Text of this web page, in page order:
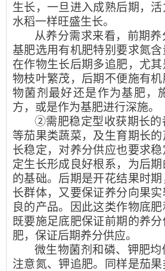
生长，一旦进入成熟后期，
水稻一样旺盛生长。
从养分需求来看，前期
基肥选用有机肥特别要求氮
在作物生长后期多追肥，尤
物枝叶繁茂，后期不便施有
物菌剂最好还是作为基肥，
方，或是作为基肥进行深施。
②需肥稳定型收获期长的
等茄果类蔬菜，及生育期长
长稳定，对养分供应也要求
定生长形成良好根系，为后
的基础。后期是开花结果时
长群体，又要保证养分向果
良的产品。因此这类作物底肥
既要施足底肥保证前期的养
肥，保证后期养分供应。
微生物菌剂和磷、钾肥
注意氮、钾追肥。同样是茄